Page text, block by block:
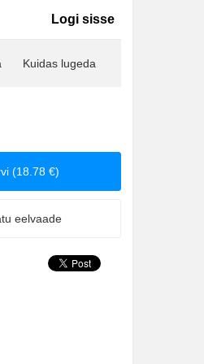
Logi sisse
Kuidas lugeda
(18.78 €)
eelvaade